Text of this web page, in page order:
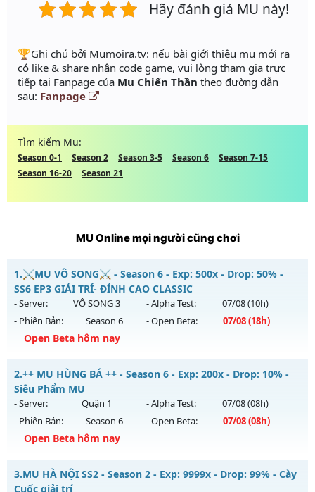
Hãy đánh giá MU này!
️🏆Ghi chú bởi Mumoira.tv: nếu bài giới thiệu mu mới ra
có like & share nhận code game, vui lòng tham gia trực
tiếp tại Fanpage của Mu Chiến Thần theo đường dẫn
sau: Fanpage
Tìm kiếm Mu:
Season 0-1 Season 2 Season 3-5 Season 6
Season 7-15
Season 16-20
Season 21
MU Online mọi người cũng chơi
1.⚔️MU VÔ SONG⚔️ - Season 6 - Exp: 500x - Drop: 50% -
SS6 EP3 GIẢI TRÍ- ĐỈNH CAO CLASSIC
- Server: VÔ SONG 3 - Alpha Test: 07/08(10h)
- Phiên Bản:
Season 6 - Open Beta: 07/08(18h)
Open Beta hôm nay
⚔️MU VÔ SONG⚔️ - SS6 EP3 GIẢI TRÍ- ĐỈNH CAO CLASSIC
Mu mới ra tháng 08 2026 - Mở máy chủ
ngày 07/08/2626
Exp: 500x - Drop: 50%
Kiểu reset: Reset In Game
Thể loại: Mu Nguyên bản Webzen
Antihack: MU8X
2.++ MU HÙNG BÁ ++ - Season 6 - Exp: 200x - Drop: 10% -
Siêu Phẩm MU
- Server: Quận 1 - Alpha Test: 07/08(08h)
- Phiên Bản:
Season 6 - Open Beta: 07/08(08h)
Open Beta hôm nay
++ MU HÙNG BÁ ++ - Siêu Phẩm MU
Mu mới ra tháng 08 2026 - Mở máy chủ
3.MU HÀ NỘI SS2 - Season 2 - Exp: 9999x - Drop: 99% - Cày
Cuốc giải trí